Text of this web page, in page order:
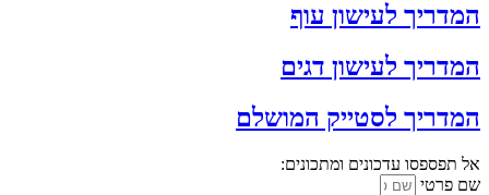
המדריך לעישון עוף
המדריך לעישון דגים
המדריך לסטייק המושלם
אל תפספסו עדכונים ומתכונים:
שם פרטי